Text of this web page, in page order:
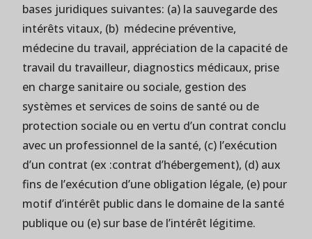
bases juridiques suivantes: (a) la sauvegarde des
intérêts vitaux, (b) médecine préventive,
médecine du travail, appréciation de la capacité de
travail du travailleur, diagnostics médicaux, prise
en charge sanitaire ou sociale, gestion des
systèmes et services de soins de santé ou de
protection sociale ou en vertu d’un contrat conclu
avec un professionnel de la santé, (c) l’exécution
d’un contrat (ex :contrat d’hébergement), (d) aux
fins de l’exécution d’une obligation légale, (e) pour
motif d’intérêt public dans le domaine de la santé
publique ou (e) sur base de l’intérêt légitime.